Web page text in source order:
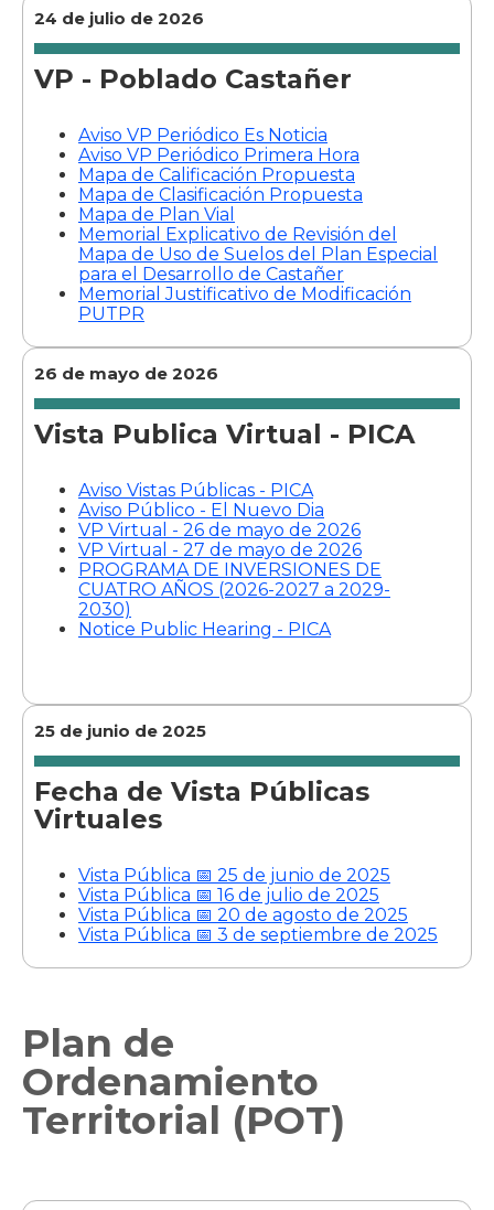
24 de julio de 2026
VP - Poblado Castañer
Aviso VP Periódico Es Noticia
Aviso VP Periódico Primera Hora
Mapa de Calificación Propuesta
Mapa de Clasificación Propuesta
Mapa de Plan Vial
Memorial Explicativo de Revisión del
Mapa de Uso de Suelos del Plan Especial
para el Desarrollo de Castañer
Memorial Justificativo de Modificación
PUTPR
26 de mayo de 2026
Vista Publica Virtual - PICA
Aviso Vistas Públicas - PICA
Aviso Público - El Nuevo Dia
VP Virtual - 26 de mayo de 2026
VP Virtual - 27 de mayo de 2026
PROGRAMA DE INVERSIONES DE
CUATRO AÑOS (2026-2027 a 2029-
2030)
Notice Public Hearing - PICA
25 de junio de 2025
Fecha de Vista Públicas
Virtuales
Vista Pública 📅 25 de junio de 2025
Vista Pública 📅 16 de julio de 2025
Vista Pública 📅 20 de agosto de 2025
Vista Pública 📅 3 de septiembre de 2025
Plan de
Ordenamiento
Territorial (POT)